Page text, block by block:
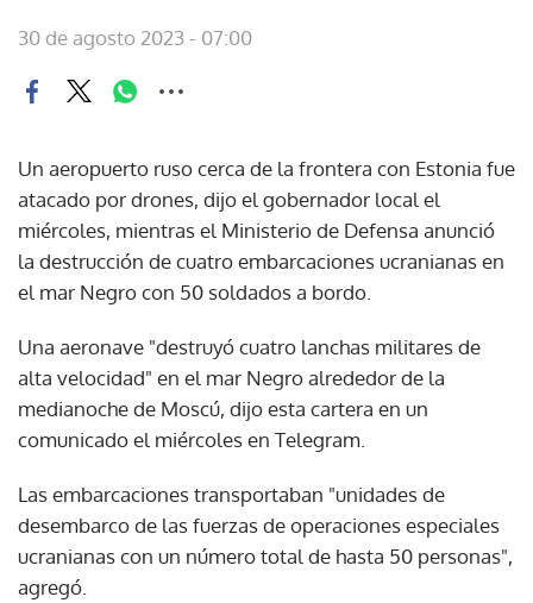
30 de agosto 2023 - 07:00
Un aeropuerto ruso cerca de la frontera con Estonia fue
atacado por drones, dijo el gobernador local el
miércoles, mientras el Ministerio de Defensa anunció
la destrucción de cuatro embarcaciones ucranianas en
el mar Negro con 50 soldados a bordo.
Una aeronave "destruyó cuatro lanchas militares de
alta velocidad" en el mar Negro alrededor de la
medianoche de Moscú, dijo esta cartera en un
comunicado el miércoles en Telegram.
Las embarcaciones transportaban "unidades de
desembarco de las fuerzas de operaciones especiales
ucranianas con un número total de hasta 50 personas",
agregó.